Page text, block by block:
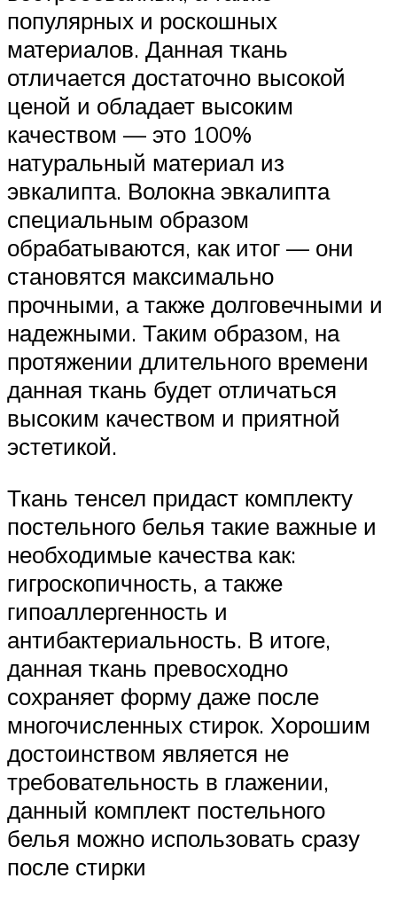
популярных и роскошных
материалов. Данная ткань
отличается достаточно высокой
ценой и обладает высоким
качеством — это 100%
натуральный материал из
эвкалипта. Волокна эвкалипта
специальным образом
обрабатываются, как итог — они
становятся максимально
прочными, а также долговечными и
надежными. Таким образом, на
протяжении длительного времени
данная ткань будет отличаться
высоким качеством и приятной
эстетикой.
Ткань тенсел придаст комплекту
постельного белья такие важные и
необходимые качества как:
гигроскопичность, а также
гипоаллергенность и
антибактериальность. В итоге,
данная ткань превосходно
сохраняет форму даже после
многочисленных стирок. Хорошим
достоинством является не
требовательность в глажении,
данный комплект постельного
белья можно использовать сразу
после стирки